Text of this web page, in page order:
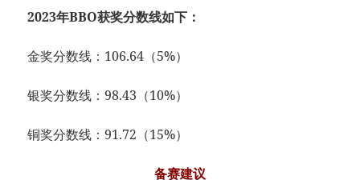
2023年BBO获奖分数线如下：
金奖分数线：106.64（5%）
银奖分数线：98.43（10%）
铜奖分数线：91.72（15%）
备赛建议